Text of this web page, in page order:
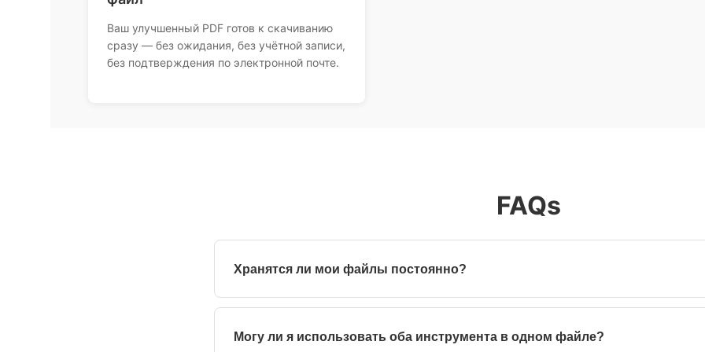
Ваш улучшенный PDF готов к скачиванию
сразу — без ожидания, без учётной записи,
без подтверждения по электронной почте.
FAQs
Хранятся ли мои файлы постоянно?
Нет, ваши файлы удаляются автоматически после обработки для полной
Могу ли я использовать оба инструмента в одном файле?